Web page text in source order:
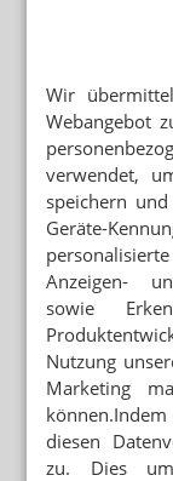
Wir
Webangebot
verwendet,
speichern
Geräte-
Anzeigen-
sowie
Nutzung
Marketing
diesen
zu. Dies
und informiert
Wegen zur
Delaney. Es
fundierte
Produkte zu
Cannabis
Das
E-MAIL